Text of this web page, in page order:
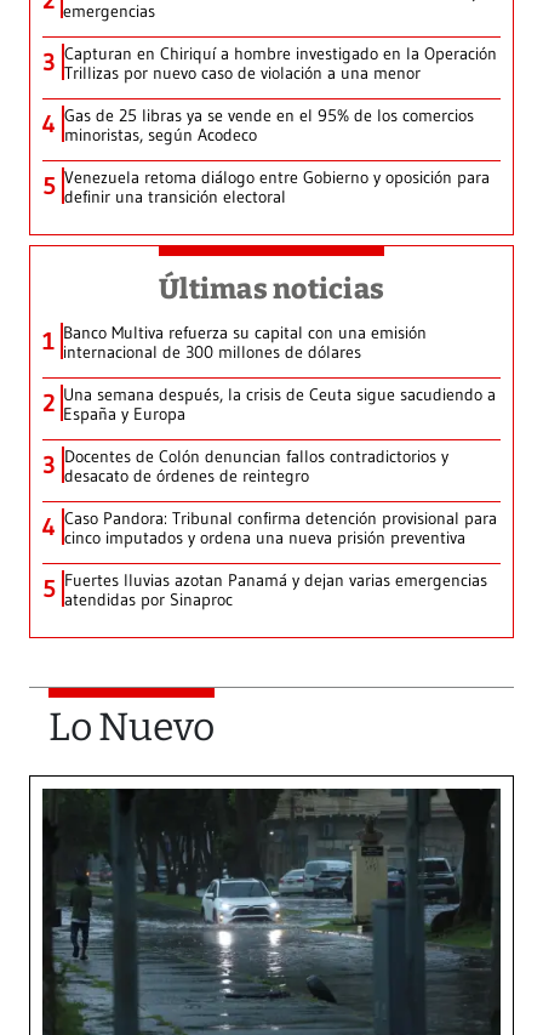
emergencias
3 Capturan en Chiriquí a hombre investigado en la Operación
Trillizas por nuevo caso de violación a una menor
4 Gas de 25 libras ya se vende en el 95% de los comercios
minoristas, según Acodeco
5 Venezuela retoma diálogo entre Gobierno y oposición para
definir una transición electoral
Últimas noticias
1 Banco Multiva refuerza su capital con una emisión
internacional de 300 millones de dólares
2 Una semana después, la crisis de Ceuta sigue sacudiendo a
España y Europa
3 Docentes de Colón denuncian fallos contradictorios y
desacato de órdenes de reintegro
4 Caso Pandora: Tribunal confirma detención provisional para
cinco imputados y ordena una nueva prisión preventiva
5 Fuertes lluvias azotan Panamá y dejan varias emergencias
atendidas por Sinaproc
Lo Nuevo